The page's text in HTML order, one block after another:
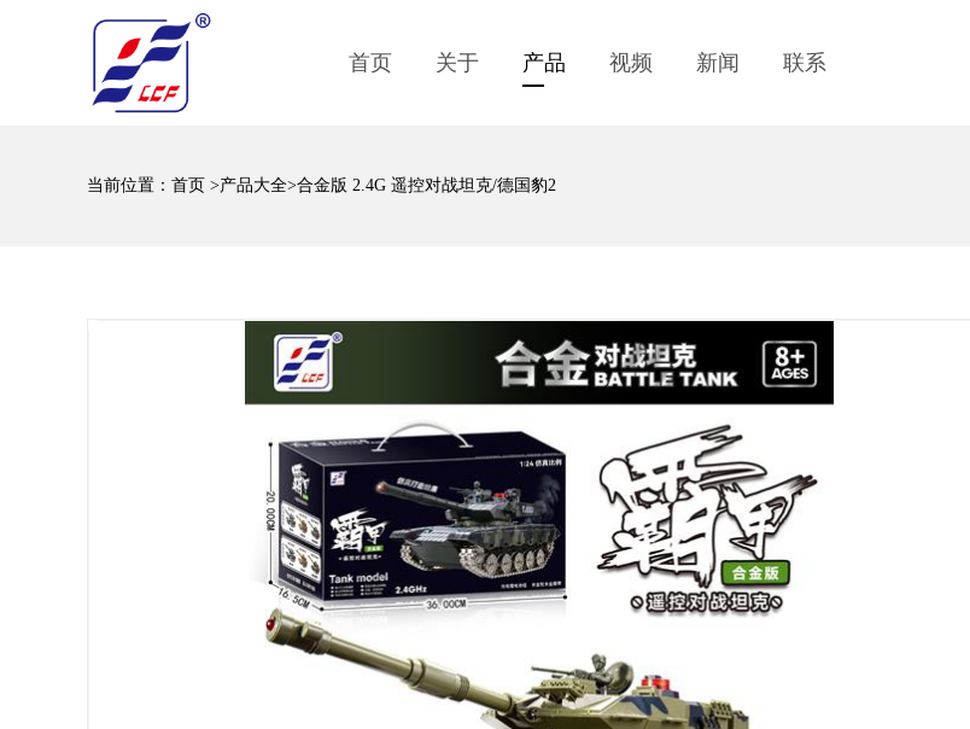
首页 关于 产品 视频 新闻 联系
当前位置： 首页 >产品大全>合金版 2.4G 遥控对战坦克/德国豹2